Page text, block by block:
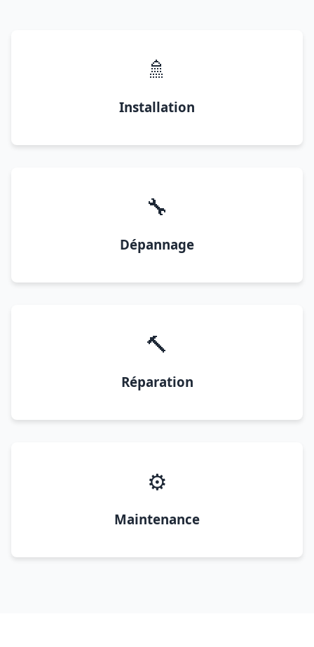
🚿
Installation
🔧
Dépannage
🔨
Réparation
⚙️
Maintenance